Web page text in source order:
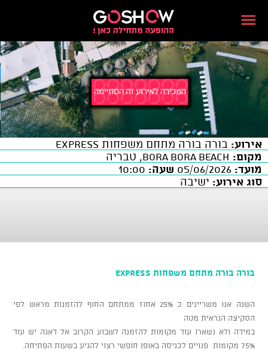
אירוע: בורה בורה מתחם משפחות EXPRESS
מקום:
מועד:
שעה:
סוג אירוע: ישיבה
בורה בורה מתחם משפחות EXPRESS
השנה אנו משריינים כ 25% אחוז ממתחם החוף להזמנות מראש לפי
הסקיצה הנראית מטה
במידה ולא נשארו עוד מקומות להזמנה לשבוע הקרוב אל דאגה יש עוד
75% מקומות פנויים לכניסה באופן חופשי רצוי להגיע בשעות הפתיחה.